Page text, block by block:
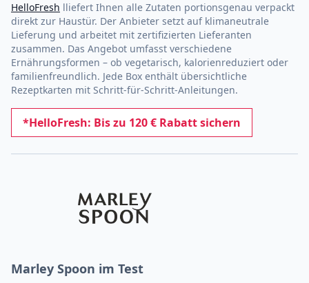
HelloFresh lliefert Ihnen alle Zutaten portionsgenau verpackt
direkt zur Haustür. Der Anbieter setzt auf klimaneutrale
Lieferung und arbeitet mit zertifizierten Lieferanten
zusammen. Das Angebot umfasst verschiedene
Ernährungsformen – ob vegetarisch, kalorienreduziert oder
familienfreundlich. Jede Box enthält übersichtliche
Rezeptkarten mit Schritt-für-Schritt-Anleitungen.
*HelloFresh: Bis zu 120 € Rabatt sichern
Marley Spoon im Test